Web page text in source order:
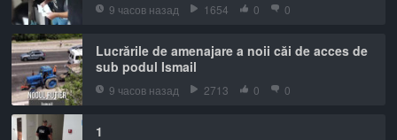
9 часов назад 1654 0 0
Lucrările de amenajare a noii căi de acces de
sub podul Ismail
9 часов назад 2713 0 0
1